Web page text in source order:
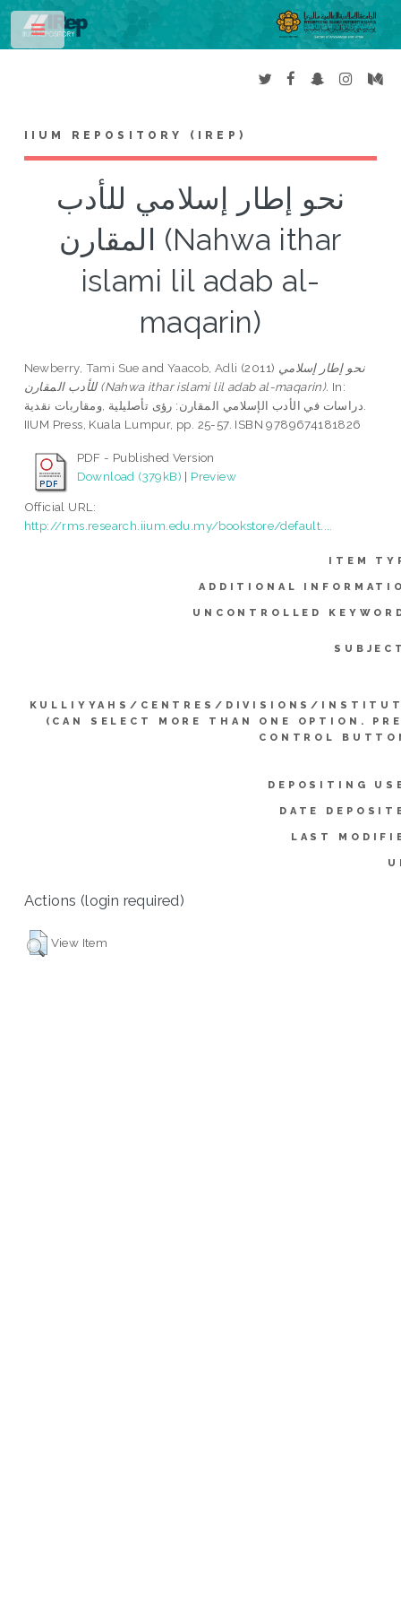
IIUM REPOSITORY (IREP)
نحو إطار إسلامي للأدب
المقارن (Nahwa ithar
islami lil adab al-
maqarin)
Newberry, Tami Sue and Yaacob, Adli (2011) نحو إطار إسلامي
للأدب المقارن (Nahwa ithar islami lil adab al-maqarin). In:
دراسات في الأدب الإسلامي المقارن: رؤى تأصليلية ,ومقاربات نقدية.
IIUM Press, Kuala Lumpur, pp. 25-57. ISBN 9789674181826
PDF - Published Version
Download (379kB) | Preview
Official URL:
http://rms.research.iium.edu.my/bookstore/default....
ITEM
ADDITIONAL
UNCONTROLLED
KULLIYYAHS/CENTRES/DIVISIONS/
(CAN SELECT MORE THAN ONE OPTION.
CONTROL
DEPOSITING
DATE
LAST
Actions (login required)
View Item
Toggle